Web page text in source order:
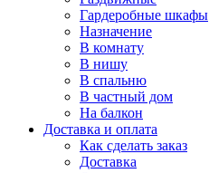
Гардеробные шкафы
Назначение
В комнату
В нишу
В спальню
В частный дом
На балкон
Доставка и оплата
Как сделать заказ
Доставка